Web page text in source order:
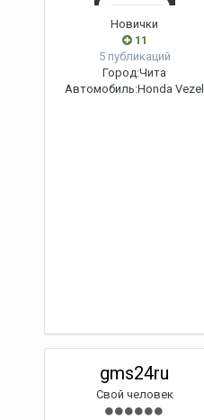
Новички
11
5 публикаций
Город:Чита
Автомобиль:Honda Vezel
gms24ru
Свой человек